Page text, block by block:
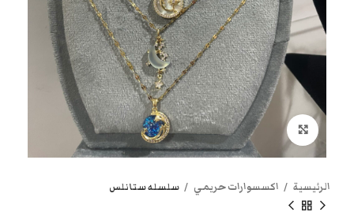
انقر هنا لتكبير الصورة
الرئيسية اكسسوارات حريمي سلسله ستانلس